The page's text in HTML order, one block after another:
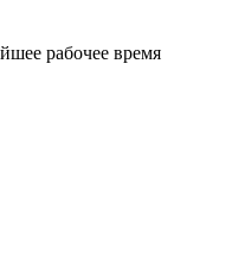
рабочее время